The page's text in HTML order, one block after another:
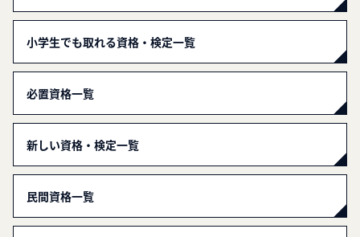
小学生でも取れる資格・検定一覧
必置資格一覧
新しい資格・検定一覧
民間資格一覧